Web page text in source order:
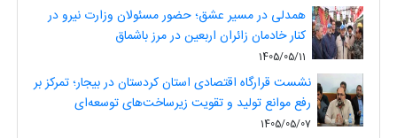
همدلی در مسیر عشق؛ حضور مسئولان وزارت نیرو در
کنار خادمان زائران اربعین در مرز باشماق
1405/05/11
نشست قرارگاه اقتصادی استان کردستان در بیجار؛ تمرکز بر
رفع موانع تولید و تقویت زیرساخت‌های توسعه‌ای
1405/05/07